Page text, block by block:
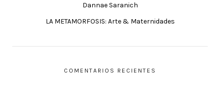
Dannae Saranich
LA METAMORFOSIS: Arte & Maternidades
COMENTARIOS RECIENTES